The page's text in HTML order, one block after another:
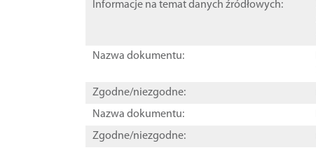
Informacje na temat danych źródłowych:
Nazwa dokumentu:
Zgodne/niezgodne:
Nazwa dokumentu:
Zgodne/niezgodne: